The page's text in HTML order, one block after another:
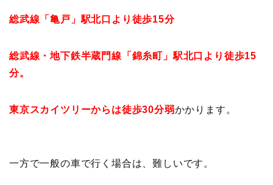
総武線「亀戸」駅北口より徒歩15分
総武線・地下鉄半蔵門線「錦糸町」駅北口より徒歩15
分。
東京スカイツリーからは徒歩30分弱かかります。
一方で一般の車で行く場合は、難しいです。